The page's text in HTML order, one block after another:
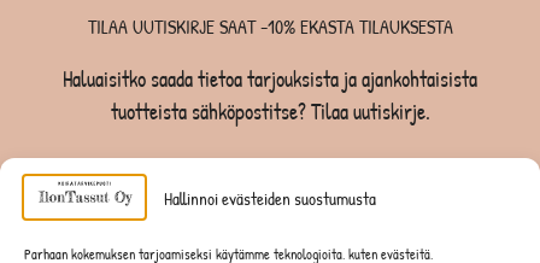
Hallinnoi evästeiden suostumusta
Parhaan kokemuksen tarjoamiseksi käytämme teknologioita, kuten evästeitä,
TILAA UUTISKIRJE SAAT -10% EKASTA TILAUKSESTA
Haluaisitko saada tietoa tarjouksista ja ajankohtaisista
tuotteista sähköpostitse? Tilaa uutiskirje.
TILAA UUTISKIRJE -SAAT -10% EKASTA TILAUKSESTA